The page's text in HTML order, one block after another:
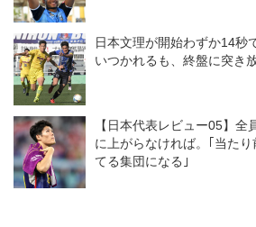
日本文理が開始わずか14秒
いつかれるも、終盤に突き
【日本代表レビュー05】全
に上がらなければ。｢当た
てる集団になる｣